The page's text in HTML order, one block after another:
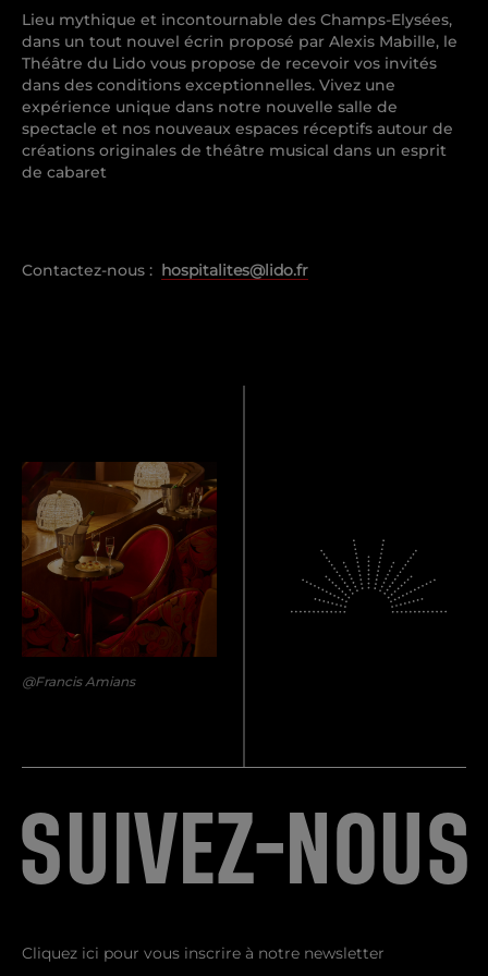
Bar
Accessibilité
FAQ – Foire Aux Questions
Contact presse
ALL Accor Partenaire exclusif
Blog
Lieu mythique et incontournable des Champs-Elysées,
dans un tout nouvel écrin proposé par Alexis Mabille, le
Théâtre du Lido vous propose de recevoir vos invités
dans des conditions exceptionnelles. Vivez une
expérience unique dans notre nouvelle salle de
spectacle et nos nouveaux espaces réceptifs autour de
créations originales de théâtre musical dans un esprit
de cabaret
Contactez-nous : hospitalites@lido.fr
@Francis Amians
SU VEZ-N OUS